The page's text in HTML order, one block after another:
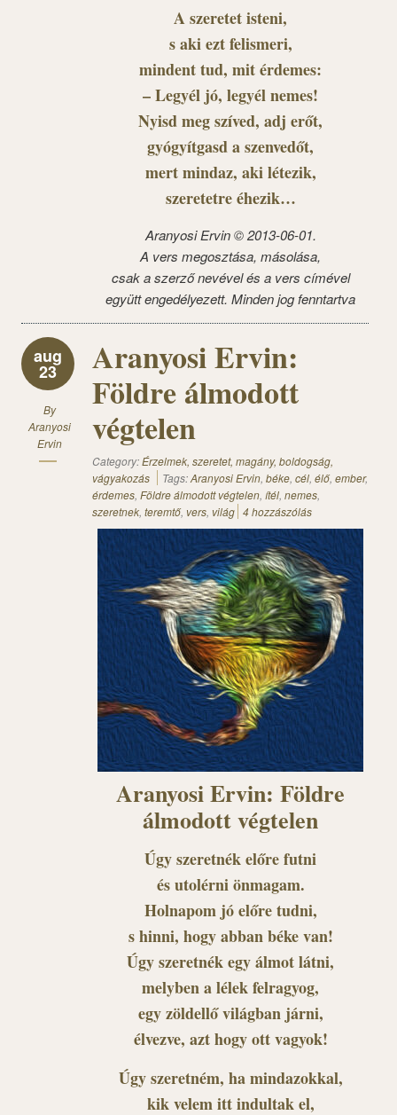
A szeretet isteni,
s aki ezt felismeri,
mindent tud, mit érdemes:
– Legyél jó, legyél nemes!
Nyisd meg szíved, adj erőt,
gyógyítgasd a szenvedőt,
mert mindaz, aki létezik,
szeretetre éhezik…
Aranyosi Ervin © 2013-06-01.
A vers megosztása, másolása,
csak a szerző nevével és a vers címével
együtt engedélyezett. Minden jog fenntartva
aug
23
By
Aranyosi
Ervin
Aranyosi Ervin:
Földre álmodott
végtelen
Category:Érzelmek, szeretet, magány, boldogság,
vágyakozás
Tags:Aranyosi Ervin, béke, cél, élő, ember,
érdemes, Földre álmodott végtelen, ítél, nemes,
szeretnek, teremtő, vers, világ 4 hozzászólás
Aranyosi Ervin: Földre
álmodott végtelen
Úgy szeretnék előre futni
és utolérni önmagam.
Holnapom jó előre tudni,
s hinni, hogy abban béke van!
Úgy szeretnék egy álmot látni,
melyben a lélek felragyog,
egy zöldellő világban járni,
élvezve, azt hogy ott vagyok!
Úgy szeretném, ha mindazokkal,
kik velem itt indultak el,